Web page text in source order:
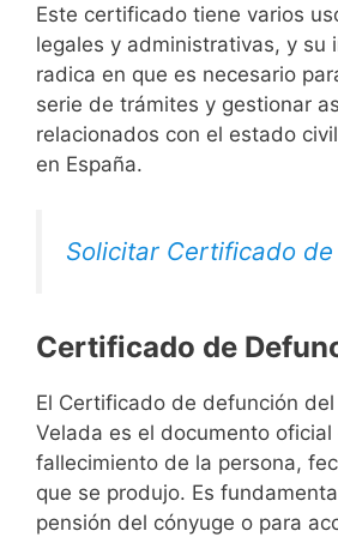
Este certificado tiene varios
legales y administrativas, y su
radica en que es necesario
serie de trámites y gestionar
relacionados con el estado
en España.
Solicitar Certificado
Certificado de
El Certificado de defunción
Velada es el documento
fallecimiento de la persona,
que se produjo. Es
pensión del cónyuge o para